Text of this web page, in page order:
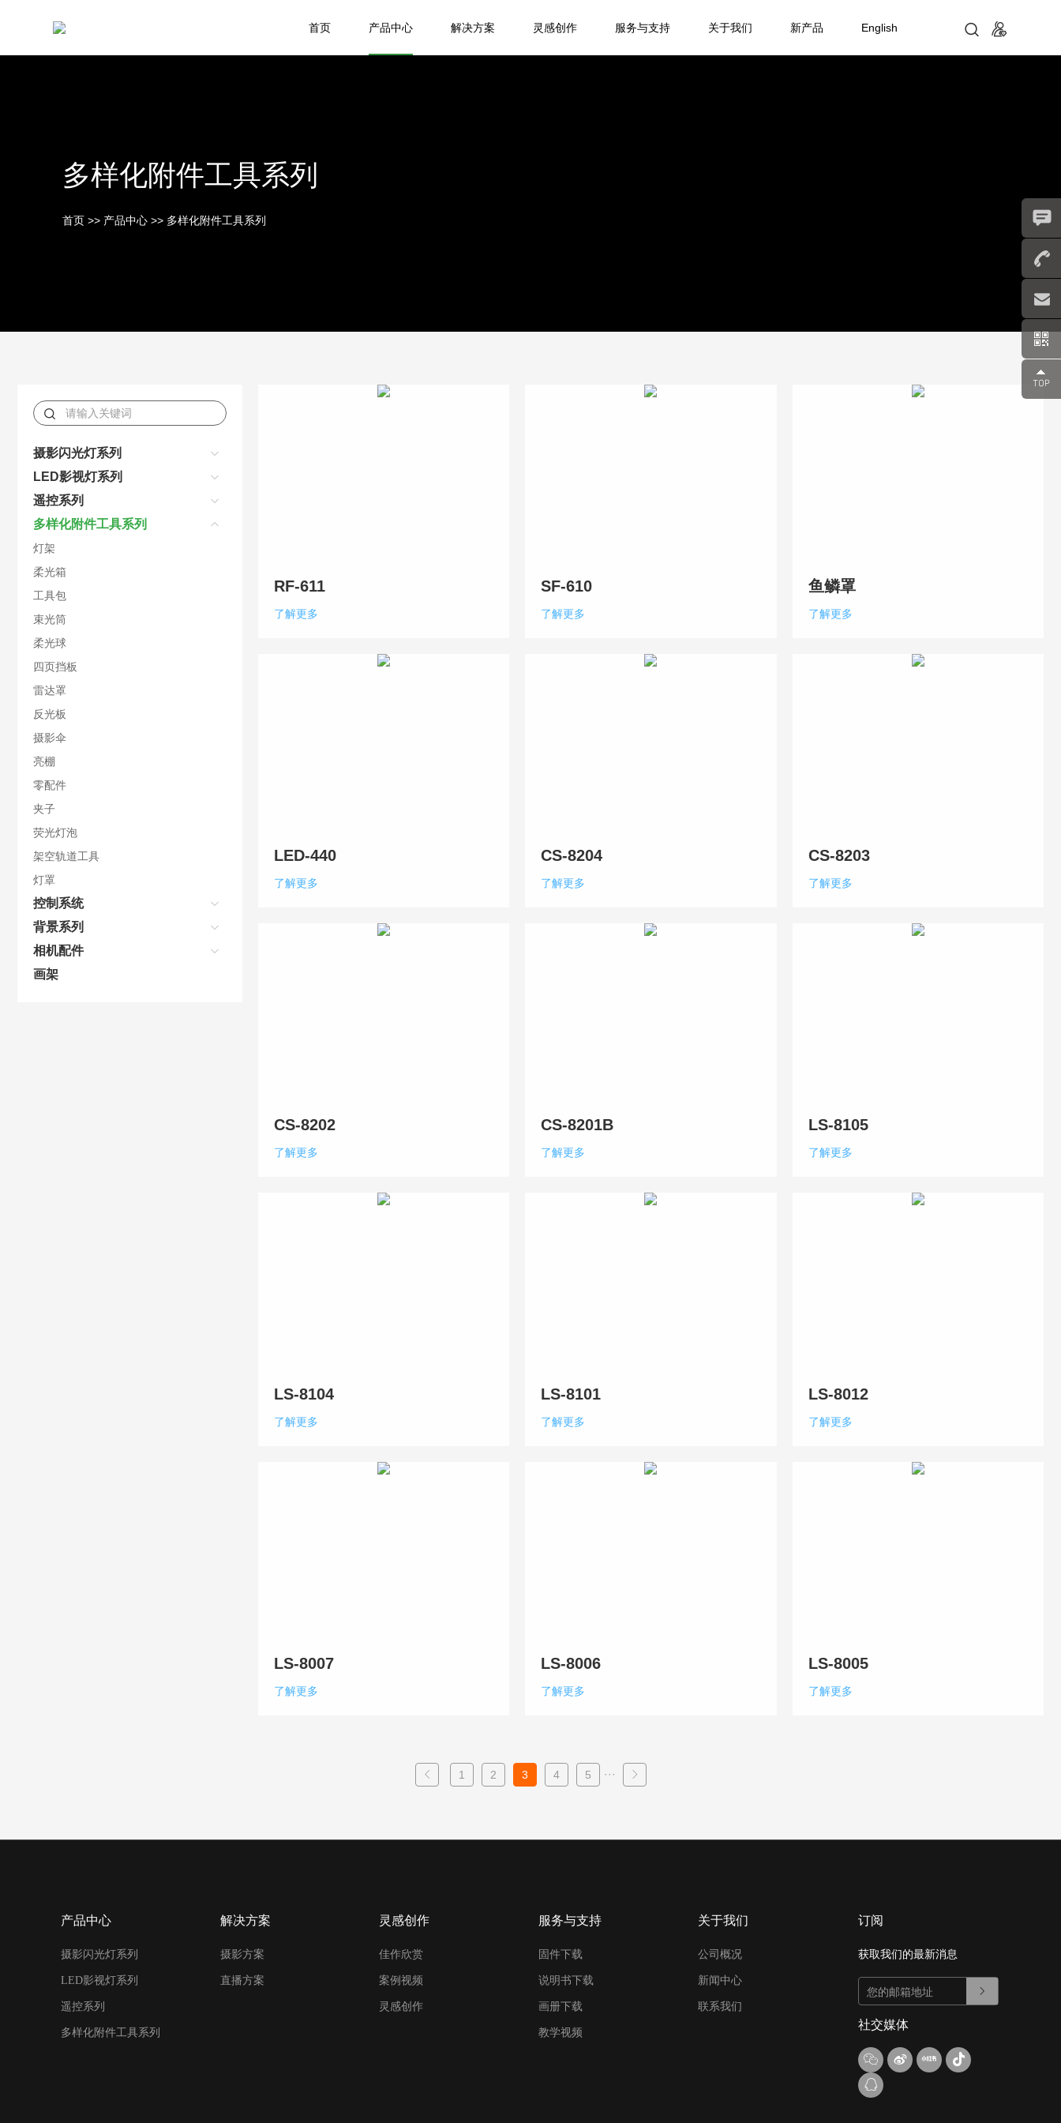
首页 产品中心 解决方案 灵感创作 服务与支持 关于我们 新产品 English
多样化附件工具系列
首页 >> 产品中心 >> 多样化附件工具系列
摄影闪光灯系列
LED影视灯系列
遥控系列
多样化附件工具系列
灯架
柔光箱
工具包
束光筒
柔光球
四页挡板
雷达罩
反光板
摄影伞
亮棚
零配件
夹子
荧光灯泡
架空轨道工具
灯罩
控制系统
背景系列
相机配件
画架
RF-611
了解更多
SF-610
了解更多
鱼鳞罩
了解更多
LED-440
了解更多
CS-8204
了解更多
CS-8203
了解更多
CS-8202
了解更多
CS-8201B
了解更多
LS-8105
了解更多
LS-8104
了解更多
LS-8101
了解更多
LS-8012
了解更多
LS-8007
了解更多
LS-8006
了解更多
LS-8005
了解更多
1 2 3 4 5 ···
产品中心
摄影闪光灯系列
LED影视灯系列
遥控系列
多样化附件工具系列
解决方案
摄影方案
直播方案
灵感创作
佳作欣赏
案例视频
灵感创作
服务与支持
固件下载
说明书下载
画册下载
教学视频
关于我们
公司概况
新闻中心
联系我们
订阅
获取我们的最新消息
社交媒体